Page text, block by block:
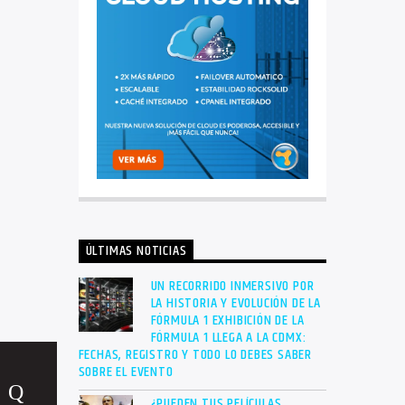
ÚLTIMAS NOTICIAS
UN RECORRIDO INMERSIVO POR
LA HISTORIA Y EVOLUCIÓN DE LA
FÓRMULA 1 EXHIBICIÓN DE LA
FÓRMULA 1 LLEGA A LA CDMX:
FECHAS, REGISTRO Y TODO LO DEBES SABER
SOBRE EL EVENTO